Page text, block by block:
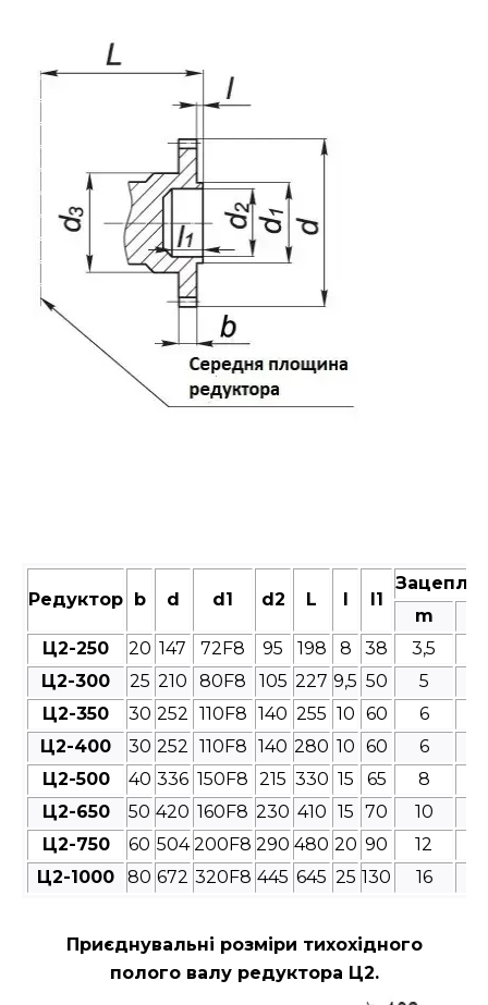
Редуктор b d d1 d2 L l1
m
Ц2-250
20 147 72F8 95 198 8 38 3,5
Ц2-300
25 210 80F8 105 227 9,5 50 5
Ц2-350
30 252 110F8 140 255 10 60 6
Ц2-400
30 252 110F8 140 280 10 60 6
Ц2-500
40 336 150F8 215 330 15 65 8
Ц2-650
50 420 160F8 230 410 15 70 10
Ц2-750
60 504 200F8 290 480 20 90 12
Ц2-1000
80 672 320F8 445 645 25 130 16
Приєднувальні розміри тихохідного
полого валу редуктора Ц2.